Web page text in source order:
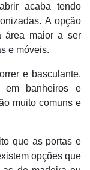
acaba tendo
A opção
área maior a ser
e móveis.
e basculante.
em banheiros e
muito comuns e
que as portas e
opções que